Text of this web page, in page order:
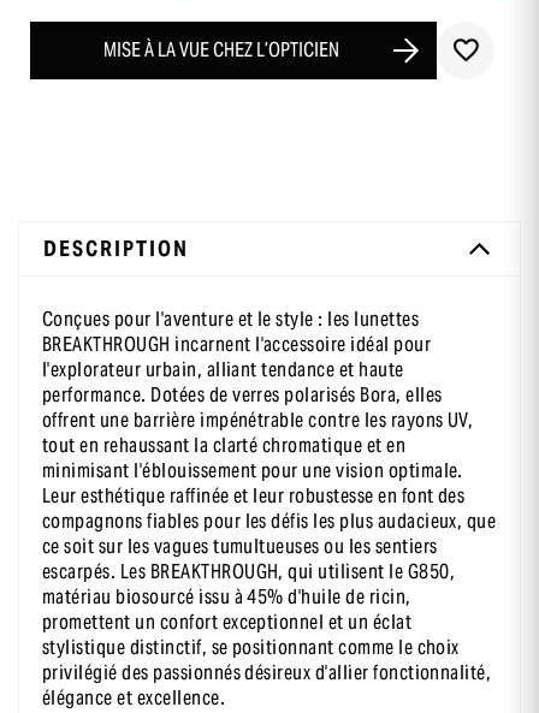
MISE À LA VUE CHEZ L’OPTICIEN
DESCRIPTION
Conçues pour l'aventure et le style : les lunettes
BREAKTHROUGH incarnent l'accessoire idéal pour
l'explorateur urbain, alliant tendance et haute
performance. Dotées de verres polarisés Bora, elles
offrent une barrière impénétrable contre les rayons UV,
tout en rehaussant la clarté chromatique et en
minimisant l'éblouissement pour une vision optimale.
Leur esthétique raffinée et leur robustesse en font des
compagnons fiables pour les défis les plus audacieux, que
ce soit sur les vagues tumultueuses ou les sentiers
escarpés. Les BREAKTHROUGH, qui utilisent le G850,
matériau biosourcé issu à 45% d'huile de ricin,
promettent un confort exceptionnel et un éclat
stylistique distinctif, se positionnant comme le choix
privilégié des passionnés désireux d'allier fonctionnalité,
élégance et excellence.